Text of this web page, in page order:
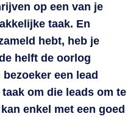
op een van je
taak. En
hebt, heb je
helft de oorlog
een lead
om die leads om te
enkel met een goed